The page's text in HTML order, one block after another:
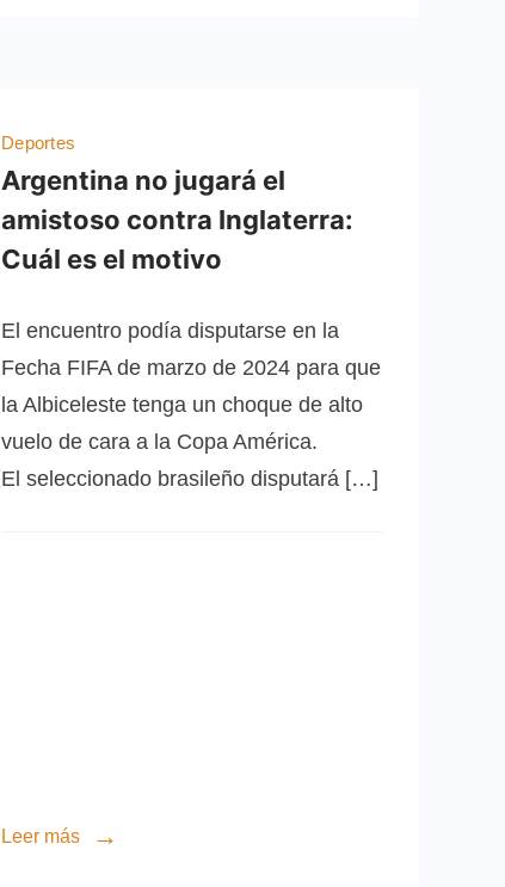
Deportes
Argentina no jugará el
amistoso contra Inglaterra:
Cuál es el motivo
El encuentro podía disputarse en la
Fecha FIFA de marzo de 2024 para que
la Albiceleste tenga un choque de alto
vuelo de cara a la Copa América.
El seleccionado brasileño disputará […]
Leer más